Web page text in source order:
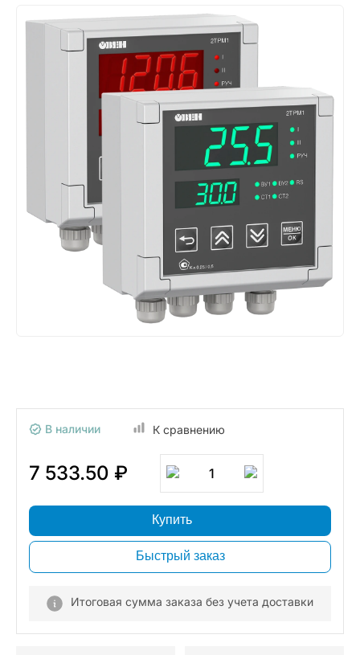
В наличии К сравнению
7 533.50 ₽ 1
Купить
Быстрый заказ
Итоговая сумма заказа без учета доставки